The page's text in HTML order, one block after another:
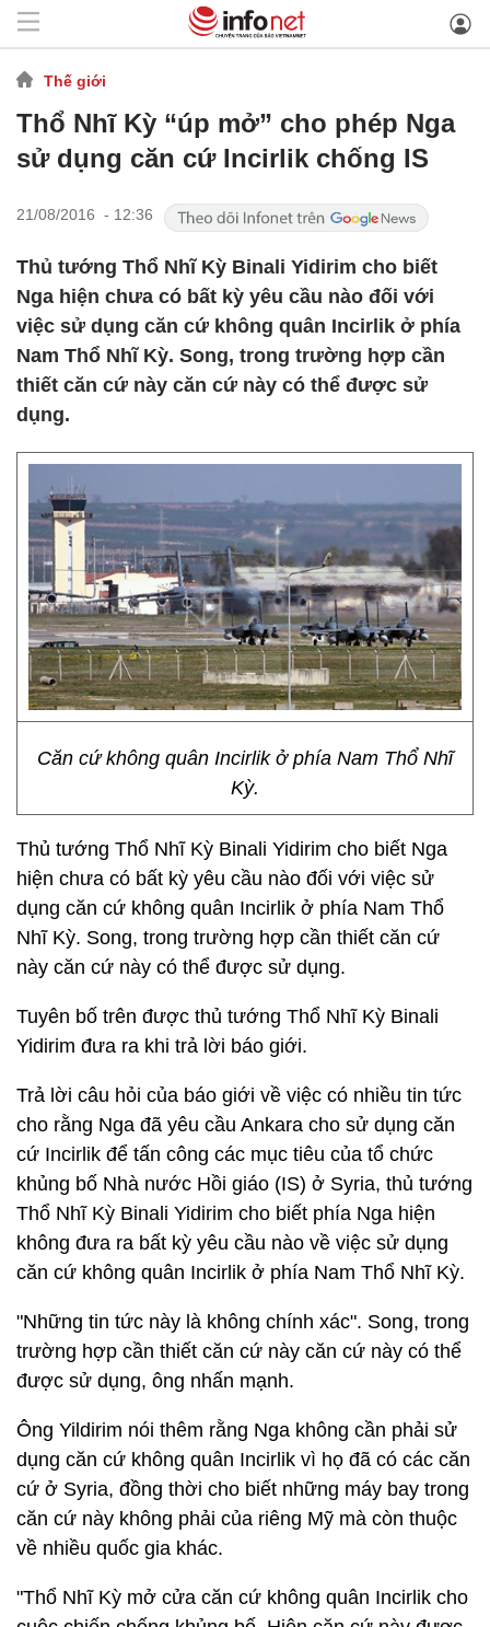
Thế giới
Thổ Nhĩ Kỳ “úp mở” cho phép Nga
sử dụng căn cứ Incirlik chống IS
21/08/2016 - 12:36
Thủ tướng Thổ Nhĩ Kỳ Binali Yidirim cho biết
Nga hiện chưa có bất kỳ yêu cầu nào đối với
việc sử dụng căn cứ không quân Incirlik ở phía
Nam Thổ Nhĩ Kỳ. Song, trong trường hợp cần
thiết căn cứ này căn cứ này có thể được sử
dụng.
Căn cứ không quân Incirlik ở phía Nam Thổ Nhĩ
Kỳ.
Thủ tướng Thổ Nhĩ Kỳ Binali Yidirim cho biết Nga
hiện chưa có bất kỳ yêu cầu nào đối với việc sử
dụng căn cứ không quân Incirlik ở phía Nam Thổ
Nhĩ Kỳ. Song, trong trường hợp cần thiết căn cứ
này căn cứ này có thể được sử dụng.
Tuyên bố trên được thủ tướng Thổ Nhĩ Kỳ Binali
Yidirim đưa ra khi trả lời báo giới.
Trả lời câu hỏi của báo giới về việc có nhiều tin tức
cho rằng Nga đã yêu cầu Ankara cho sử dụng căn
cứ Incirlik để tấn công các mục tiêu của tổ chức
khủng bố Nhà nước Hồi giáo (IS) ở Syria, thủ tướng
Thổ Nhĩ Kỳ Binali Yidirim cho biết phía Nga hiện
không đưa ra bất kỳ yêu cầu nào về việc sử dụng
căn cứ không quân Incirlik ở phía Nam Thổ Nhĩ Kỳ.
"Những tin tức này là không chính xác". Song, trong
trường hợp cần thiết căn cứ này căn cứ này có thể
được sử dụng, ông nhấn mạnh.
Ông Yildirim nói thêm rằng Nga không cần phải sử
dụng căn cứ không quân Incirlik vì họ đã có các căn
cứ ở Syria, đồng thời cho biết những máy bay trong
căn cứ này không phải của riêng Mỹ mà còn thuộc
về nhiều quốc gia khác.
"Thổ Nhĩ Kỳ mở cửa căn cứ không quân Incirlik cho